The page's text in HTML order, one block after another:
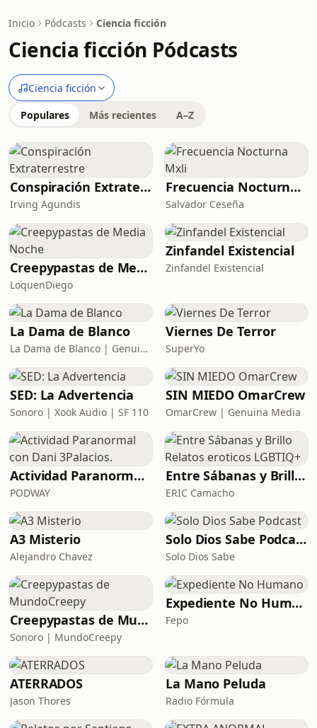
Inicio Pódcasts Ciencia ficción
Ciencia ficción Pódcasts
Ciencia ficción
Populares Más recientes A–Z
Conspiración Extraterrestre
Irving Agundis
Frecuencia Nocturna Mxli
Salvador Ceseña
Creepypastas de Media Noche
LoquenDiego
Zinfandel Existencial
Zinfandel Existencial
La Dama de Blanco
La Dama de Blanco | Genuina Media
Viernes De Terror
SuperYo
SED: La Advertencia
Sonoro | Xook Audio | SF 110
SIN MIEDO OmarCrew
OmarCrew | Genuina Media
Actividad Paranormal con Dani 3Palacios.
PODWAY
Entre Sábanas y Brillo Relatos eroticos LGBTIQ+
ERIC Camacho
A3 Misterio
Alejandro Chavez
Solo Dios Sabe Podcast
Solo Dios Sabe
Creepypastas de MundoCreepy
Sonoro | MundoCreepy
Expediente No Humano
Fepo
ATERRADOS
Jason Thores
La Mano Peluda
Radio Fórmula